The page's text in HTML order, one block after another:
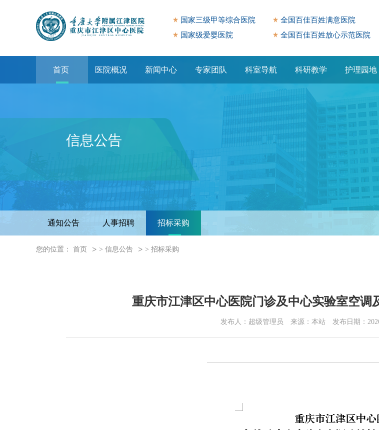
国家三级甲等综合医院
全国百佳百姓满意医院
国家级爱婴医院
全国百佳百姓放心示范医院
首页 医院概况 新闻中心 专家团队 科室导航 科研教学 护理园地
信息公告
通知公告 人事招聘 招标采购
您的位置： 首页 > 信息公告 > 招标采购
重庆市江津区中心医院门诊及中心实验室空调
发布人：超级管理员 来源：本站 发布日期：